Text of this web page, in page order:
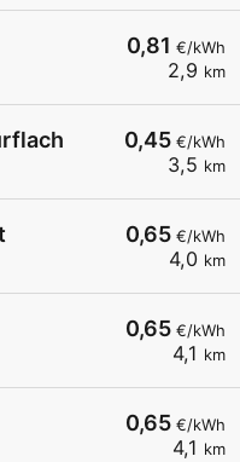
0,81 €/kWh
2,9 km
0,45 €/kWh
3,5 km
0,65 €/kWh
4,0 km
0,65 €/kWh
4,1 km
0,65 €/kWh
4,1 km